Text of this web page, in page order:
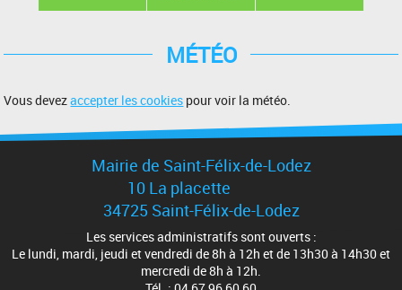
MÉTÉO
Vous devezaccepter les cookies pour voir la météo.
Mairie de Saint-Félix-de-Lodez
10 La placette
34725 Saint-Félix-de-Lodez
Les services administratifs sont ouverts :
Le lundi, mardi, jeudi et vendredi de 8h à 12h et de 13h30 à 14h30 et
mercredi de 8h à 12h.